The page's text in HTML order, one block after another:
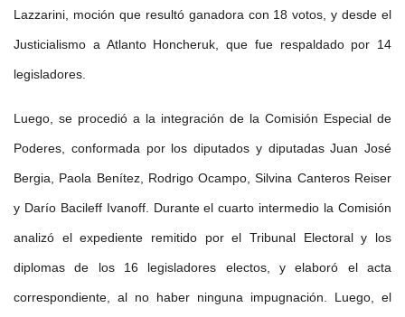
Lazzarini, moción que resultó ganadora con 18 votos, y desde el
Justicialismo a Atlanto Honcheruk, que fue respaldado por 14
legisladores.
Luego, se procedió a la integración de la Comisión Especial de
Poderes, conformada por los diputados y diputadas Juan José
Bergia, Paola Benítez, Rodrigo Ocampo, Silvina Canteros Reiser
y Darío Bacileff Ivanoff. Durante el cuarto intermedio la Comisión
analizó el expediente remitido por el Tribunal Electoral y los
diplomas de los 16 legisladores electos, y elaboró el acta
correspondiente, al no haber ninguna impugnación. Luego, el